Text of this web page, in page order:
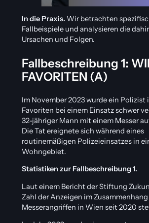
In die Praxis. Wir betrachten
Fallbeispiele und analysieren die
Ursachen und Folgen.
Fallbeschreibung 1:
FAVORITEN (A)
Im November 2023 wurde ein Polizist
Favoriten bei einem Einsatz schwer
32-jähriger Mann mit einem Messer
Die Tat ereignete sich während eines
routinemäßigen Polizeieinsatzes in
Wohngebiet.
Statistiken zur Fallbeschreibung 1.
Laut einem Bericht der Stiftung
Zahl der Anzeigen im
Messerangriffen in Wien seit 2020